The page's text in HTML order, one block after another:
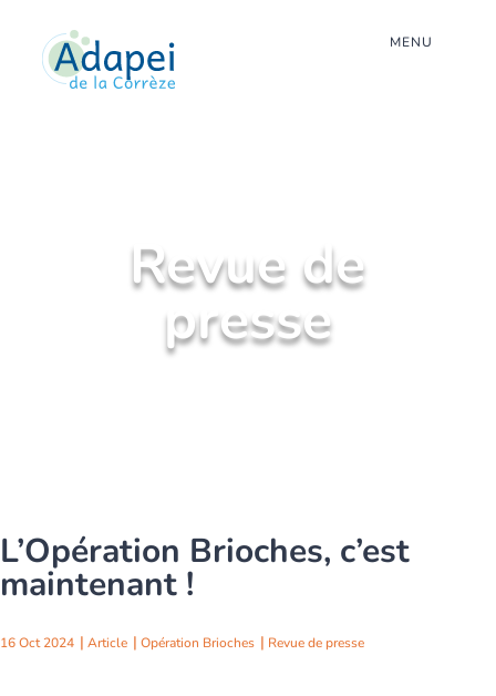
MENU
Revue de
presse
L’Opération Brioches, c’est
maintenant !
16 Oct 2024 Article Opération Brioches Revue de presse